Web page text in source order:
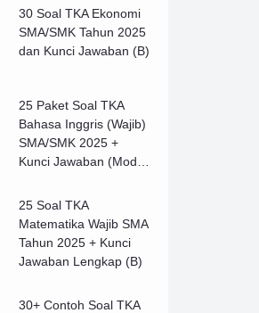
30 Soal TKA Ekonomi
SMA/SMK Tahun 2025
dan Kunci Jawaban (B)
25 Paket Soal TKA
Bahasa Inggris (Wajib)
SMA/SMK 2025 +
Kunci Jawaban (Model
25 Soal TKA
Matematika Wajib SMA
Tahun 2025 + Kunci
Jawaban Lengkap (B)
30+ Contoh Soal TKA